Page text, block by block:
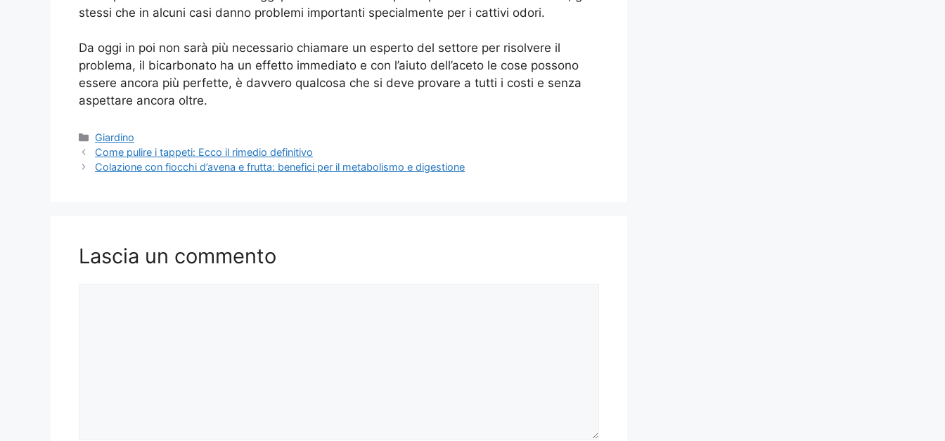
stessi che in alcuni casi danno problemi importanti specialmente per i cattivi odori.
Da oggi in poi non sarà più necessario chiamare un esperto del settore per risolvere il
problema, il bicarbonato ha un effetto immediato e con l’aiuto dell’aceto le cose possono
essere ancora più perfette, è davvero qualcosa che si deve provare a tutti i costi e senza
aspettare ancora oltre.
Categorie
Giardino
Come pulire i tappeti: Ecco il rimedio definitivo
Colazione con fiocchi d’avena e frutta: benefici per il metabolismo e digestione
Lascia un commento